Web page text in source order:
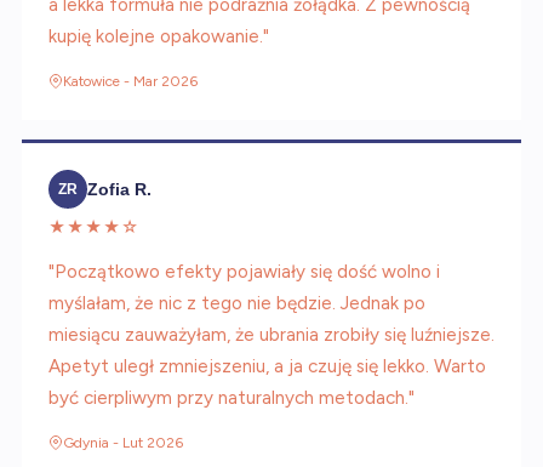
a lekka formuła nie podrażnia żołądka. Z pewnością
kupię kolejne opakowanie."
Katowice - Mar 2026
ZR
Zofia R.
★★★★☆
"Początkowo efekty pojawiały się dość wolno i
myślałam, że nic z tego nie będzie. Jednak po
miesiącu zauważyłam, że ubrania zrobiły się luźniejsze.
Apetyt uległ zmniejszeniu, a ja czuję się lekko. Warto
być cierpliwym przy naturalnych metodach."
Gdynia - Lut 2026